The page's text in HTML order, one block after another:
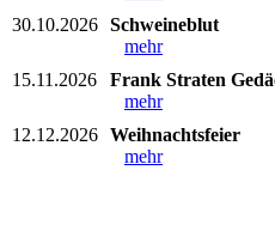
30.10.2026 Schweineblut
mehr
15.11.2026
Frank Straten
mehr
12.12.2026 Weihnachtsfeier
mehr